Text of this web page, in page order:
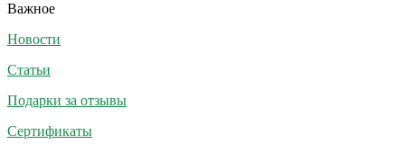
Важное
Новости
Статьи
Подарки за отзывы
Сертификаты